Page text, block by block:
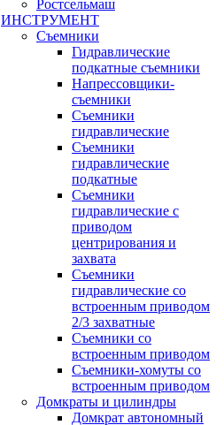
Ростсельмаш
ИНСТРУМЕНТ
Съемники
Гидравлические
подкатные съемники
Напрессовщики-
съемники
Съемники
гидравлические
Съемники
гидравлические
подкатные
Съемники
гидравлические с
приводом
центрирования и
захвата
Съемники
гидравлические со
встроенным приводом
2/3 захватные
Съемники со
встроенным приводом
Съемники-хомуты со
встроенным приводом
Домкраты и цилиндры
Домкрат автономный